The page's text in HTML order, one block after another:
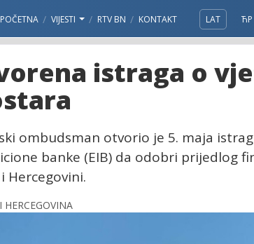
POČETNA VIJESTI RTV BN KONTAKT LAT ЋР
istraga o
ombudsman otvorio je 5. maja
banke (EIB) da odobri prijedlog
Hercegovini.
HERCEGOVINA